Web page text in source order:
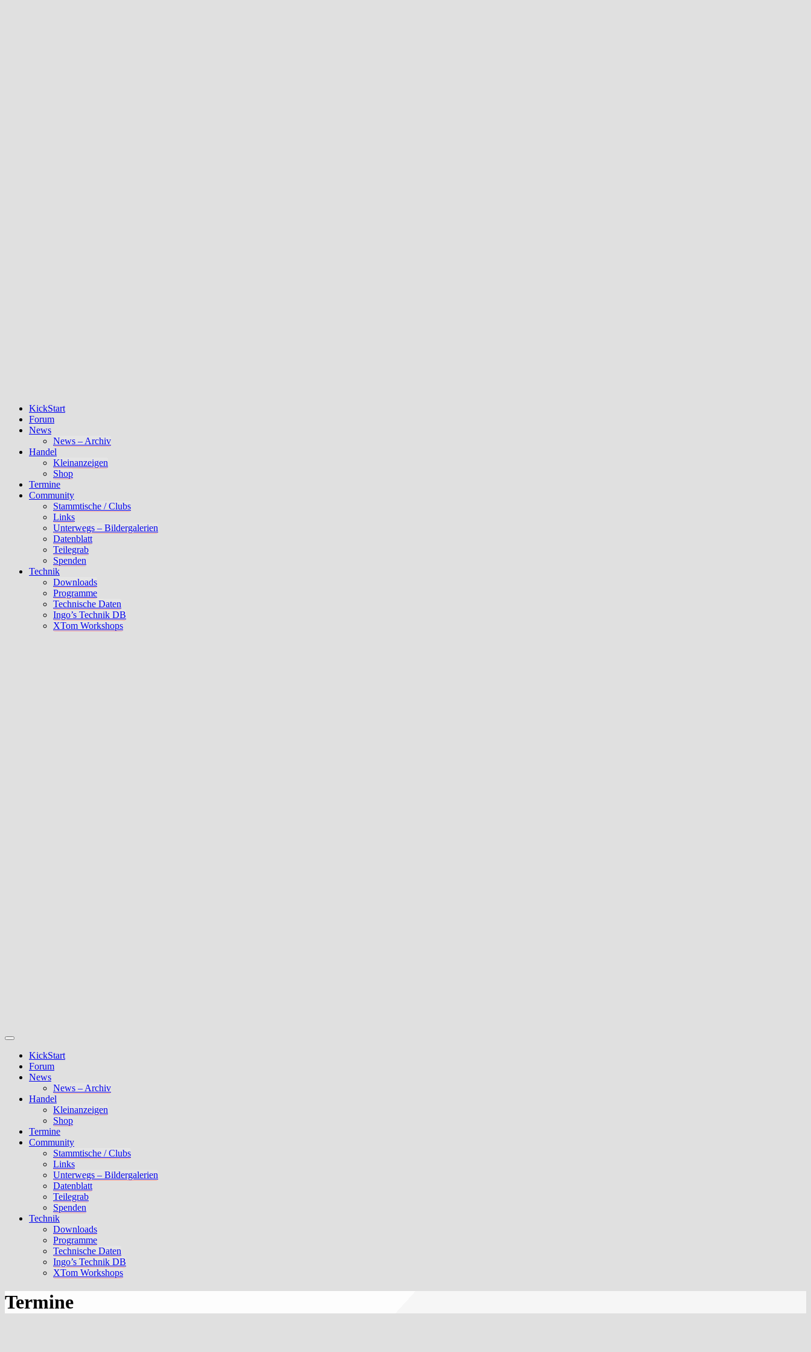
KickStart
Forum
News
News – Archiv
Handel
Kleinanzeigen
Shop
Termine
Community
Stammtische / Clubs
Links
Unterwegs – Bildergalerien
Datenblatt
Teilegrab
Spenden
Technik
Downloads
Programme
Technische Daten
Ingo’s Technik DB
XTom Workshops
KickStart
Forum
News
News – Archiv
Handel
Kleinanzeigen
Shop
Termine
Community
Stammtische / Clubs
Links
Unterwegs – Bildergalerien
Datenblatt
Teilegrab
Spenden
Technik
Downloads
Programme
Technische Daten
Ingo’s Technik DB
XTom Workshops
Termine